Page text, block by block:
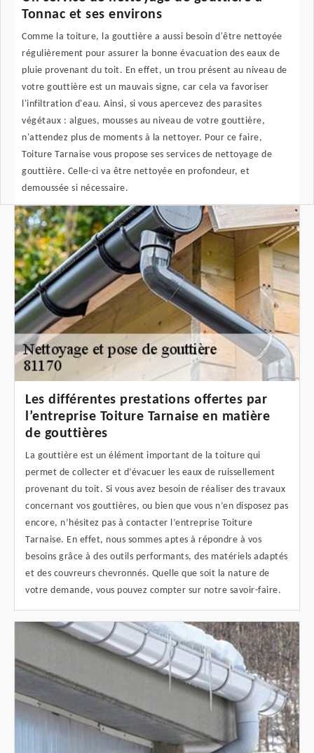
Tonnac et ses environs
Comme la toiture, la gouttière a aussi besoin d'être nettoyée
régulièrement pour assurer la bonne évacuation des eaux de
pluie provenant du toit. En effet, un trou présent au niveau de
votre gouttière est un mauvais signe, car cela va favoriser
l'infiltration d'eau. Ainsi, si vous apercevez des parasites
végétaux : algues, mousses au niveau de votre gouttière,
n'attendez plus de moments à la nettoyer. Pour ce faire,
Toiture Tarnaise vous propose ses services de nettoyage de
gouttière. Celle-ci va être nettoyée en profondeur, et
demoussée si nécessaire.
Les différentes prestations offertes par
l’entreprise Toiture Tarnaise en matière
de gouttières
La gouttière est un élément important de la toiture qui
permet de collecter et d’évacuer les eaux de ruissellement
provenant du toit. Si vous avez besoin de réaliser des travaux
concernant vos gouttières, ou bien que vous n’en disposez pas
encore, n’hésitez pas à contacter l’entreprise Toiture
Tarnaise. En effet, nous sommes aptes à répondre à vos
besoins grâce à des outils performants, des matériels adaptés
et des couvreurs chevronnés. Quelle que soit la nature de
votre demande, vous pouvez compter sur notre savoir-faire.